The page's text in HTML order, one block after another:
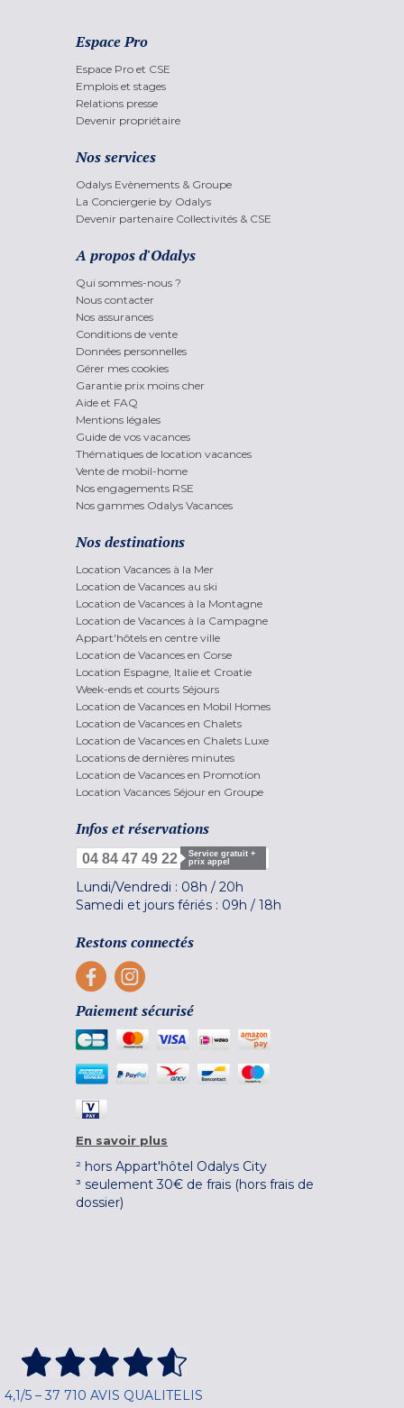
Espace Pro
Espace Pro et CSE
Emplois et stages
Relations presse
Devenir propriétaire
Nos services
Odalys Evènements & Groupe
La Conciergerie by Odalys
Devenir partenaire Collectivités & CSE
A propos d'Odalys
Qui sommes-nous ?
Nous contacter
Nos assurances
Conditions de vente
Données personnelles
Gérer mes cookies
Garantie prix moins cher
Aide et FAQ
Mentions légales
Guide de vos vacances
Thématiques de location vacances
Vente de mobil-home
Nos engagements RSE
Nos gammes Odalys Vacances
Nos destinations
Location Vacances à la Mer
Location de Vacances au ski
Location de Vacances à la Montagne
Location de Vacances à la Campagne
Appart'hôtels en centre ville
Location de Vacances en Corse
Location Espagne, Italie et Croatie
Week-ends et courts Séjours
Location de Vacances en Mobil Homes
Location de Vacances en Chalets
Location de Vacances en Chalets Luxe
Locations de dernières minutes
Location de Vacances en Promotion
Location Vacances Séjour en Groupe
Infos et réservations
04 84 47 49 22
Service gratuit +
prix appel
Lundi/Vendredi : 08h / 20h
Samedi et jours fériés : 09h / 18h
Restons connectés
Paiement sécurisé
En savoir plus
² hors Appart'hôtel Odalys City
³ seulement 30€ de frais (hors frais de
dossier)
4,1/5 – 37 710 AVIS QUALITELIS